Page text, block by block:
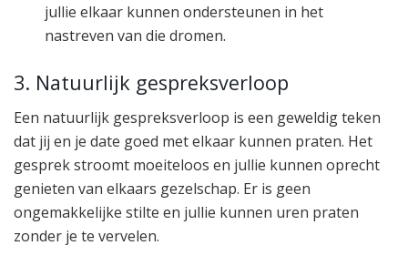
jullie elkaar kunnen ondersteunen in het
nastreven van die dromen.
3. Natuurlijk gespreksverloop
Een natuurlijk gespreksverloop is een geweldig teken
dat jij en je date goed met elkaar kunnen praten. Het
gesprek stroomt moeiteloos en jullie kunnen oprecht
genieten van elkaars gezelschap. Er is geen
ongemakkelijke stilte en jullie kunnen uren praten
zonder je te vervelen.